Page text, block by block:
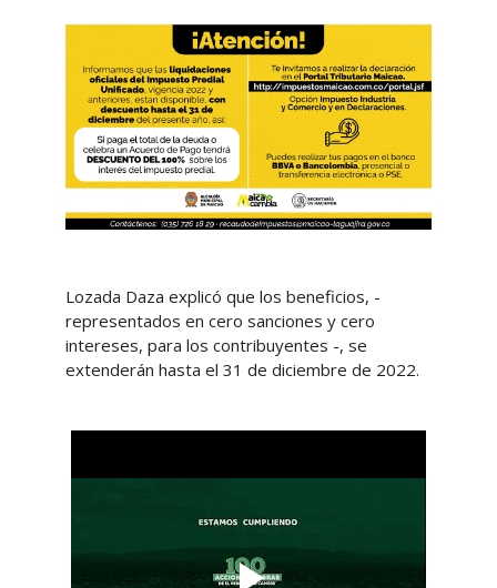
Lozada Daza explicó que los beneficios, -
representados en cero sanciones y cero
intereses, para los contribuyentes -, se
extenderán hasta el 31 de diciembre de 2022.